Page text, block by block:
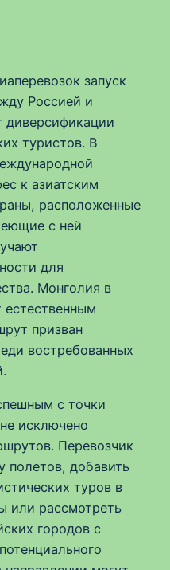
запуск
Россией и
диверсификации
туристов. В
к азиатским
расположенные
с ней
для
Монголия в
естественным
призван
востребованных
с точки
исключено
Перевозчик
полетов, добавить
туров в
или рассмотреть
городов с